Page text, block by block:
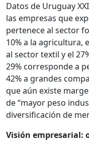
Datos de Uruguay
las empresas que
pertenece al sector
10% a la agricultura,
al sector textil y el
29% corresponde a
42% a grandes
que aún existe
de “mayor peso
diversificación de
Visión empresarial: